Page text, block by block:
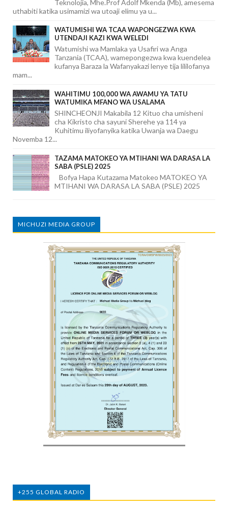
Teknolojia, Mhe.Prof Adolf Mkenda (Mb), amesema
uthabiti katika usimamizi wa utoaji elimu ya u...
WATUMISHI WA TCAA WAPONGEZWA KWA
UTENDAJI KAZI KWA WELEDI
Watumishi wa Mamlaka ya Usafiri wa Anga
Tanzania (TCAA), wamepongezwa kwa kuendelea
kufanya Baraza la Wafanyakazi lenye tija lililofanya
mam...
WAHITIMU 100,000 WA AWAMU YA TATU
WATUMIKA MFANO WA USALAMA
SHINCHEONJI Makabila 12 Kituo cha umisheni
cha Kikristo cha sayuni Sherehe ya 114 ya
Kuhitimu iliyofanyika katika Uwanja wa Daegu
Novemba 12...
TAZAMA MATOKEO YA MTIHANI WA DARASA LA
SABA (PSLE) 2025
Bofya Hapa Kutazama Matokeo MATOKEO YA
MTIHANI WA DARASA LA SABA (PSLE) 2025
MICHUZI MEDIA GROUP
+255 GLOBAL RADIO